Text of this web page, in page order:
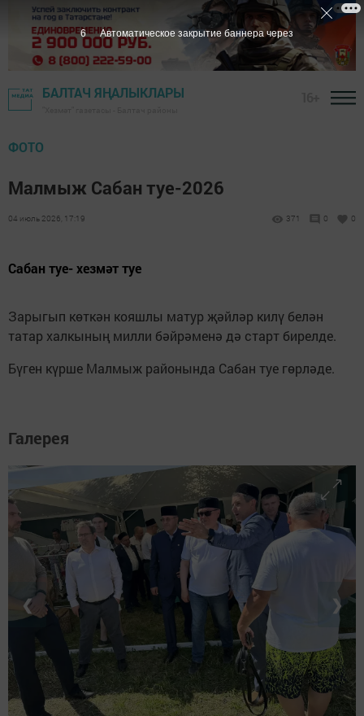
БАЛТАЧ ЯҢАЛЫКЛАРЫ
ФОТО
Малмыж Сабан туе-2026
04 июль 2026, 17:19 371 0 0
Сабан туе- хезмәт туе
Зарыгып көткән кояшлы матур җәйләр килү белән
татар халкының милли бәйрәменә дә старт бирелде.
Бүген күрше Малмыж районында Сабан туе гөрләде.
Галерея
❮ ❯
6 Автоматическое закрытие баннера через